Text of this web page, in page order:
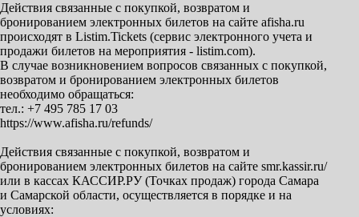
Действия связанные с покупкой, возвратом и
бронированием электронных билетов на сайте afisha.ru
происходят в Listim.Tickets (сервис электронного учета и
продажи билетов на мероприятия - listim.com).
В случае возникновением вопросов связанных с покупкой,
возвратом и бронированием электронных билетов
необходимо обращаться:
тел.: +7 495 785 17 03
https://www.afisha.ru/refunds/
Действия связанные с покупкой, возвратом и
бронированием электронных билетов на сайте smr.kassir.ru/
или в кассах КАССИР.РУ (Точках продаж) города Самара
и Самарской области, осуществляется в порядке и на
условиях: